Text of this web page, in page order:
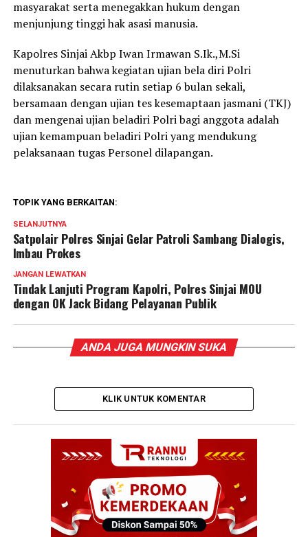
masyarakat serta menegakkan hukum dengan
menjunjung tinggi hak asasi manusia.
Kapolres Sinjai Akbp Iwan Irmawan S.Ik.,M.Si
menuturkan bahwa kegiatan ujian bela diri Polri
dilaksanakan secara rutin setiap 6 bulan sekali,
bersamaan dengan ujian tes kesemaptaan jasmani (TKJ)
dan mengenai ujian beladiri Polri bagi anggota adalah
ujian kemampuan beladiri Polri yang mendukung
pelaksanaan tugas Personel dilapangan.
TOPIK YANG BERKAITAN:
SELANJUTNYA
Satpolair Polres Sinjai Gelar Patroli Sambang Dialogis,
Imbau Prokes
JANGAN LEWATKAN
Tindak Lanjuti Program Kapolri, Polres Sinjai MOU
dengan OK Jack Bidang Pelayanan Publik
ANDA JUGA MUNGKIN SUKA
KLIK UNTUK KOMENTAR